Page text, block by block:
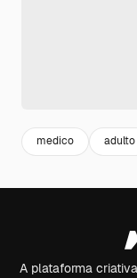
medico adulto
A plataforma